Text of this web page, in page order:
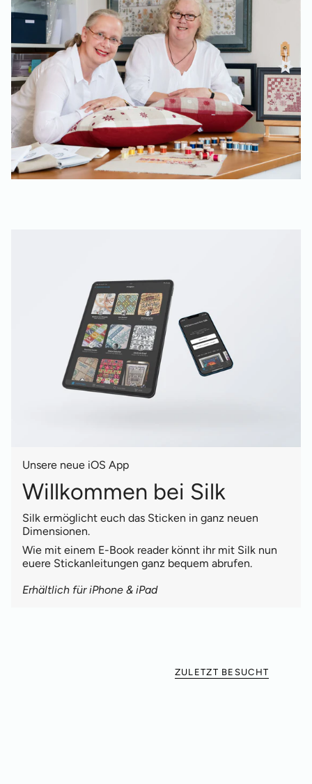
Unsere neue iOS App
Willkommen bei Silk
Silk ermöglicht euch das Sticken in ganz neuen
Dimensionen.
Wie mit einem E-Book reader könnt ihr mit Silk nun
euere Stickanleitungen ganz bequem abrufen.
Erhältlich für iPhone & iPad
ZULETZT BESUCHT